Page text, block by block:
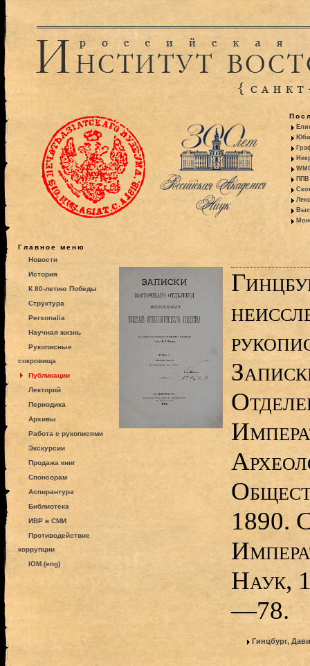
ППВ
Главное меню
Новости
История
К 80-летию Победы
Структура
Personalia
Научная жизнь
Рукописные
сокровища
Публикации
Лекторий
Периодика
Архивы
Работа с рукописями
Экскурсии
Продажа книг
Спонсорам
Аспирантура
Библиотека
ИВР в СМИ
Противодействие
коррупции
IOM (eng)
1890.
Наук,
—78.
Гинцбург,